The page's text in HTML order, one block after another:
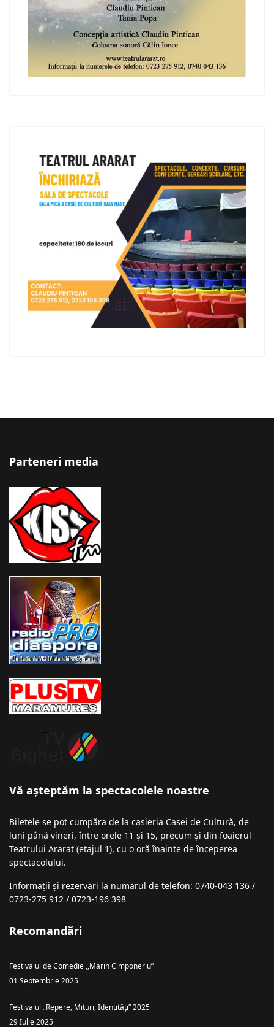
Parteneri media
Vă așteptăm la spectacolele noastre
Biletele se pot cumpăra de la casieria Casei de Cultură, de
luni până vineri, între orele 11 și 15, precum și din foaierul
Teatrului Ararat (etajul 1), cu o oră înainte de începerea
spectacolului.
Informații şi rezervări la numărul de telefon: 0740-043 136 /
0723-275 912 / 0723-196 398
Recomandări
Festivalul de Comedie ,,Marin Cimponeriu”
01 Septembrie 2025
Festivalul „Repere, Mituri, Identități” 2025
29 Iulie 2025